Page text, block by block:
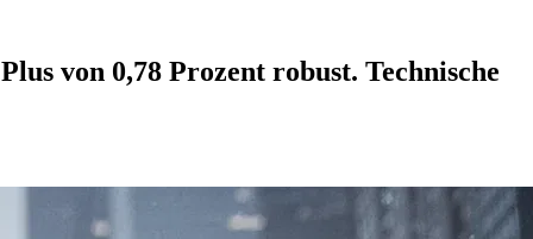
von 0,78 Prozent robust. Technische